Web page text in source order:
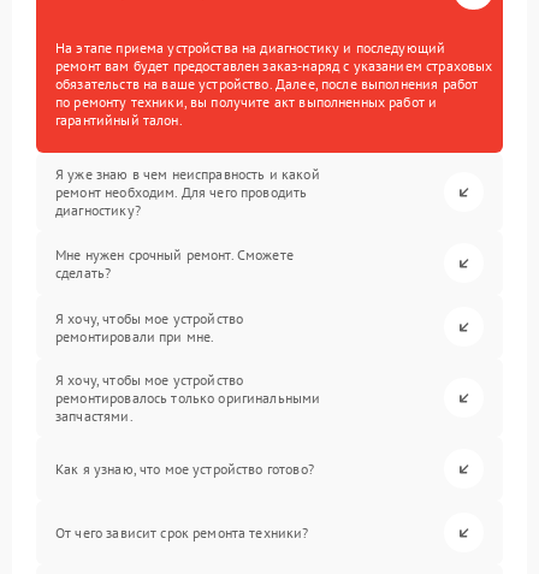
На этапе приема устройства на диагностику и последующий
ремонт вам будет предоставлен заказ-наряд с указанием страховых
обязательств на ваше устройство. Далее, после выполнения работ
по ремонту техники, вы получите акт выполненных работ и
гарантийный талон.
Я уже знаю в чем неисправность и какой
ремонт необходим. Для чего проводить
диагностику?
Мне нужен срочный ремонт. Сможете
сделать?
Я хочу, чтобы мое устройство
ремонтировали при мне.
Я хочу, чтобы мое устройство
ремонтировалось только оригинальными
запчастями.
Как я узнаю, что мое устройство готово?
От чего зависит срок ремонта техники?